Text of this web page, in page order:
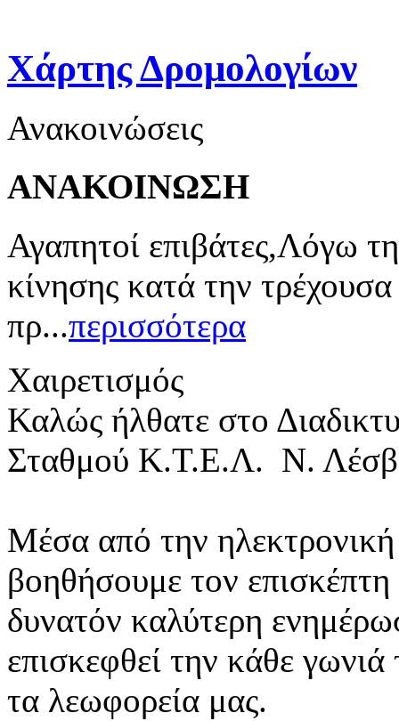
Χάρτης Δρομολογίων
Ανακοινώσεις
ΑΝΑΚΟΙΝΩΣΗ
Αγαπητοί επιβάτες,Λόγω
κίνησης κατά την
πρ...περισσότερα
Χαιρετισμός
Καλώς ήλθατε στο
Σταθμού Κ.Τ.Ε.Λ. Ν.
Μέσα από την ηλεκτρονική
βοηθήσουμε τον
δυνατόν καλύτερη
επισκεφθεί την κάθε
τα λεωφορεία μας.